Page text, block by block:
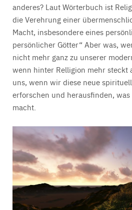
anderes? Laut Wörterbuch ist
die Verehrung einer
Macht, insbesondere eines
persönlicher Götter“ Aber was,
nicht mehr ganz zu unserer
wenn hinter Relligion mehr steckt
uns, wenn wir diese neue
erforschen und herausfinden, was
macht.